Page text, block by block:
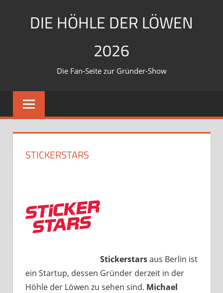
DIE HÖHLE DER LÖWEN
2026
Die Fan-Seite zur Gründer-Show
STICKERSTARS
Stickerstarsaus Berlin ist
ein Startup, dessen Gründer derzeit in der
Höhle der Löwen zu sehen sind. Michael